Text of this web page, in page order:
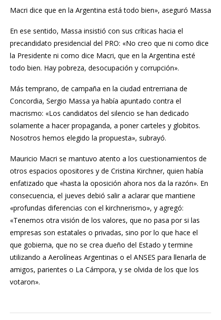
Macri dice que en la Argentina está todo bien», aseguró Massa
En ese sentido, Massa insistió con sus críticas hacia el
precandidato presidencial del PRO: «No creo que ni como dice
la Presidente ni como dice Macri, que en la Argentina esté
todo bien. Hay pobreza, desocupación y corrupción».
Más temprano, de campaña en la ciudad entrerriana de
Concordia, Sergio Massa ya había apuntado contra el
macrismo: «Los candidatos del silencio se han dedicado
solamente a hacer propaganda, a poner carteles y globitos.
Nosotros hemos elegido la propuesta», subrayó.
Mauricio Macri se mantuvo atento a los cuestionamientos de
otros espacios opositores y de Cristina Kirchner, quien había
enfatizado que «hasta la oposición ahora nos da la razón». En
consecuencia, el jueves debió salir a aclarar que mantiene
«profundas diferencias con el kirchnerismo», y agregó:
«Tenemos otra visión de los valores, que no pasa por si las
empresas son estatales o privadas, sino por lo que hace el
que gobierna, que no se crea dueño del Estado y termine
utilizando a Aerolíneas Argentinas o el ANSES para llenarla de
amigos, parientes o La Cámpora, y se olvida de los que los
votaron».